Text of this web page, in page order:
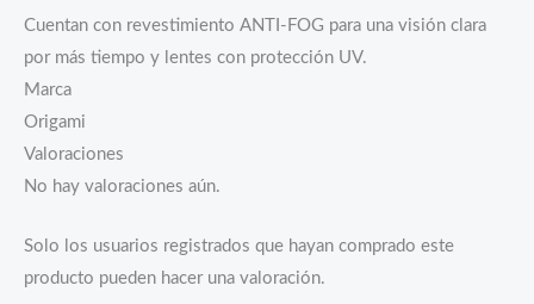
Cuentan con revestimiento ANTI-FOG para una visión clara
por más tiempo y lentes con protección UV.
Marca
Origami
Valoraciones
No hay valoraciones aún.
Solo los usuarios registrados que hayan comprado este
producto pueden hacer una valoración.